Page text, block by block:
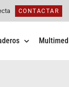
CONTACTAR